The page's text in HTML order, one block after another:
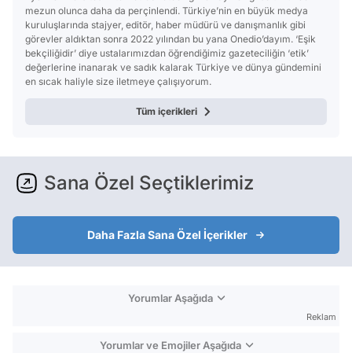
mezun olunca daha da perçinlendi. Türkiye’nin en büyük medya
kuruluşlarında stajyer, editör, haber müdürü ve danışmanlık gibi
görevler aldıktan sonra 2022 yılından bu yana Onedio’dayım. ‘Eşik
bekçiliğidir’ diye ustalarımızdan öğrendiğimiz gazeteciliğin ‘etik’
değerlerine inanarak ve sadık kalarak Türkiye ve dünya gündemini
en sıcak haliyle size iletmeye çalışıyorum.
Tüm içerikleri
Sana Özel Seçtiklerimiz
Daha Fazla Sana Özel İçerikler
Yorumlar Aşağıda
Reklam
Yorumlar ve Emojiler Aşağıda